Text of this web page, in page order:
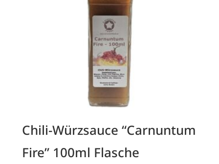
Chili-Würzsauce “Carnuntum
Fire” 100ml Flasche